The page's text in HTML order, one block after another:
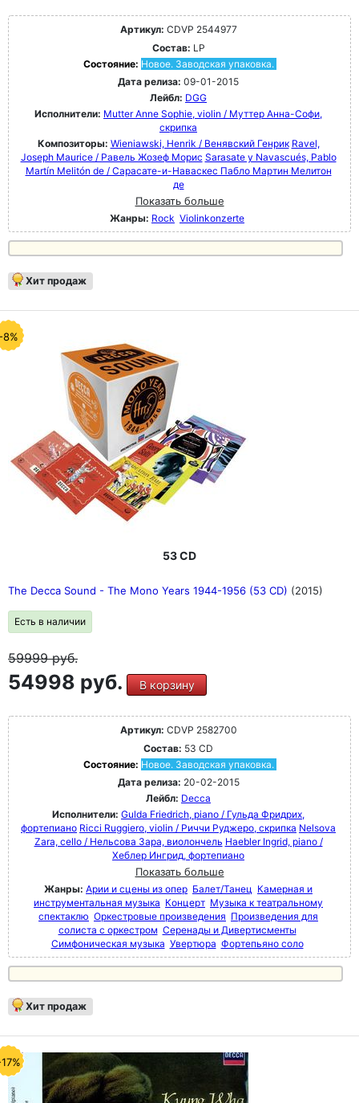
Артикул: CDVP 2544977
Состав: LP
Состояние: Новое. Заводская упаковка.
Дата релиза: 09-01-2015
Лейбл: DGG
Исполнители: Mutter Anne Sophie, violin / Муттер Анна-Софи,
скрипка
Композиторы: Wieniawski, Henrik / Венявский Генрик Ravel,
Joseph Maurice / Равель Жозеф Морис Sarasate y Navascués, Pablo
Martín Melitón de / Сарасате-и-Наваскес Пабло Мартин Мелитон
де
Показать больше
Жанры: Rock Violinkonzerte
Хит продаж
8%
53 CD
The Decca Sound - The Mono Years 1944-1956 (53 CD) (2015)
Есть в наличии
59999руб.
54998 руб. В корзину
Артикул: CDVP 2582700
Состав: 53 CD
Состояние: Новое. Заводская упаковка.
Дата релиза: 20-02-2015
Лейбл: Decca
Исполнители: Gulda Friedrich, piano / Гульда Фридрих,
фортепиано Ricci Ruggiero, violin / Риччи Руджеро, скрипка Nelsova
Zara, cello / Нельсова Зара, виолончель Haebler Ingrid, piano /
Хеблер Ингрид, фортепиано
Показать больше
Жанры: Арии и сцены из опер Балет/Танец Камерная и
инструментальная музыка Концерт Музыка к театральному
спектаклю Оркестровые произведения Произведения для
солиста с оркестром Серенады и Дивертисменты
Симфоническая музыка Увертюра Фортепьяно соло
Хит продаж